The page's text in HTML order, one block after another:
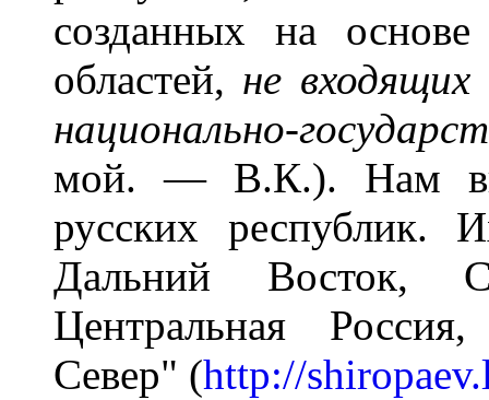
созданных на
областей, не
национально-
мой. — В.К.). Нам
русских республик.
Дальний Восток,
Центральная
Север" (http://